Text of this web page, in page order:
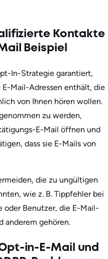
Kontakte
Beispiel
In-Strategie garantiert,
Mail-Adressen enthält, die
von Ihnen hören wollen.
zu werden,
E-Mail öffnen und
dass sie E-Mails von
die zu ungültigen
wie z. B. Tippfehler bei
oder Benutzer, die E-Mail-
anderem gehören.
in-E-Mail und